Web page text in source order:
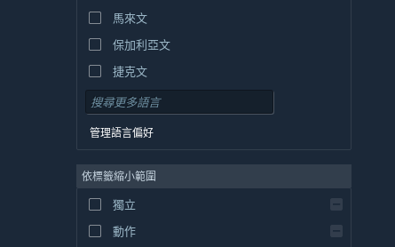
馬來文
保加利亞文
捷克文
丹麥文
德文
西班牙文 - 西班牙
西班牙文 - 拉丁美洲
希臘文
管理語言偏好
依標籤縮小範圍
獨立
動作